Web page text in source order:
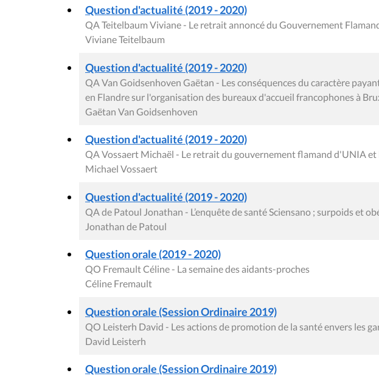
Question d'actualité (2019 - 2020)
QA Teitelbaum Viviane - Le retrait annoncé du Gouvernement
Viviane Teitelbaum
Question d'actualité (2019 - 2020)
QA Van Goidsenhoven Gaëtan - Les conséquences du caractère
en Flandre sur l'organisation des bureaux d'accueil francophones à
Gaëtan Van Goidsenhoven
Question d'actualité (2019 - 2020)
QA Vossaert Michaël - Le retrait du gouvernement flamand d'UNIA
Michael Vossaert
Question d'actualité (2019 - 2020)
QA de Patoul Jonathan - L’enquête de santé Sciensano ; surpoids et
Jonathan de Patoul
Question orale (2019 - 2020)
QO Fremault Céline - La semaine des aidants-proches
Céline Fremault
Question orale (Session Ordinaire 2019)
QO Leisterh David - Les actions de promotion de la santé envers les
David Leisterh
Question orale (Session Ordinaire 2019)